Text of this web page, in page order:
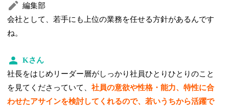
編集部
会社として、若手にも上位の業務を任せる方針があるんです
ね。
Kさん
社長をはじめリーダー層がしっかり社員ひとりひとりのこと
を見てくださっていて、社員の意欲や性格・能力、特性に合
わせたアサインを検討してくれるので、若いうちから活躍で